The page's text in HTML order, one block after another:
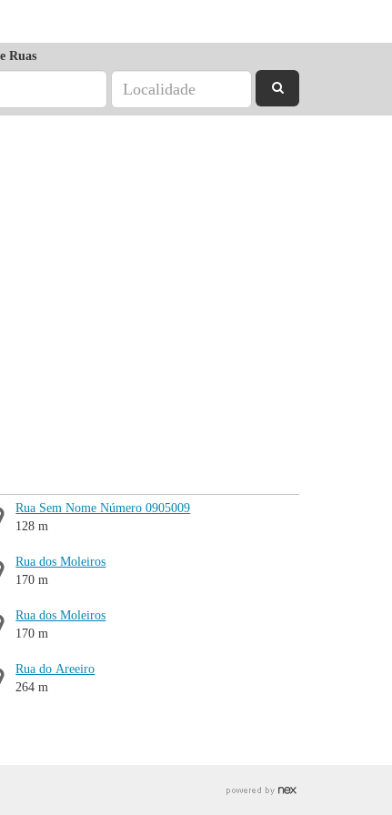
Ruas
Rua Sem Nome Número 0905009
128 m
Rua dos Moleiros
170 m
Rua dos Moleiros
170 m
Rua do Areeiro
264 m